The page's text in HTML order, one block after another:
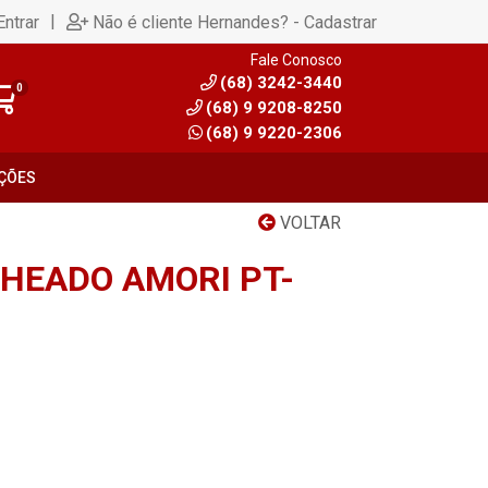
| Não é cliente Hernandes? - Cadastrar
0
Fale Conosco
(68) 3242-3440
(68) 9 9208-8250
(68) 9 9220-2306
VOLTAR
AMORI PT-